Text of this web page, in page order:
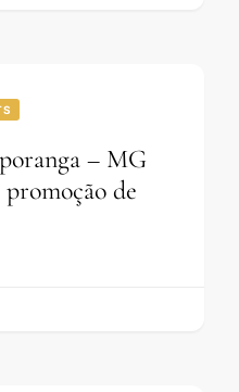
– MG
de